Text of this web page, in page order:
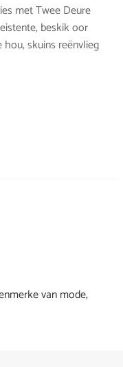
met Twee Deure
beskik oor
skuins reënvlieg
van mode,